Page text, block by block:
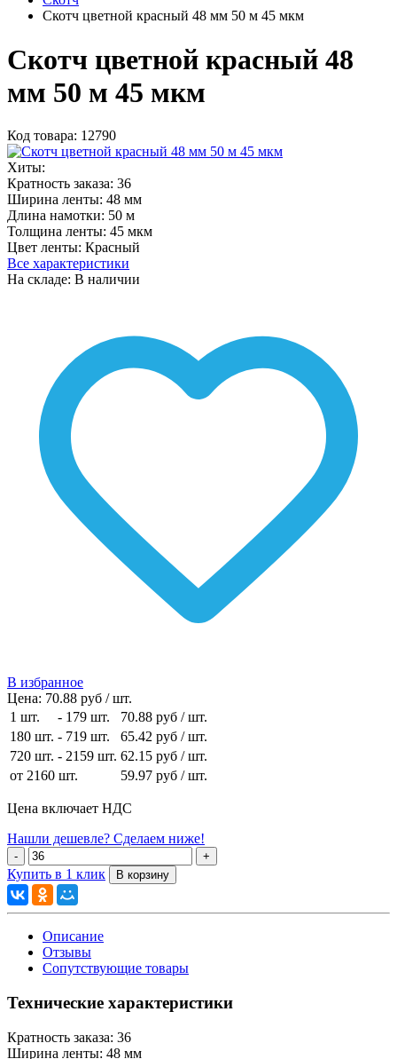
Скотч цветной красный 48 мм 50 м 45 мкм
Скотч цветной красный 48
мм 50 м 45 мкм
Код товара: 12790
Хиты:
Кратность заказа: 36
Ширина ленты: 48 мм
Длина намотки: 50 м
Толщина ленты: 45 мкм
Цвет ленты: Красный
Все характеристики
На складе: В наличии
В избранное
Цена: 70.88 руб / шт.
1 шт.
- 179 шт. 70.88 руб / шт.
180 шт. - 719 шт. 65.42 руб / шт.
720 шт. - 2159 шт. 62.15 руб / шт.
от 2160 шт.
59.97 руб / шт.
Цена включает НДС
Нашли дешевле? Сделаем ниже!
Купить в 1 клик
Описание
Отзывы
Сопутствующие товары
Технические характеристики
Кратность заказа: 36
Ширина ленты: 48 мм